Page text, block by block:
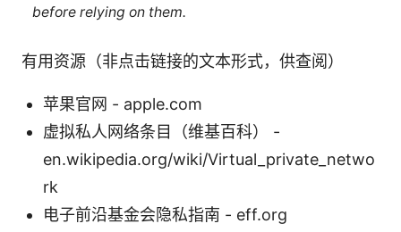
before relying on them.
有用资源（非点击链接的文本形式，供查阅）
苹果官网 - apple.com
虚拟私人网络条目（维基百科） -
en.wikipedia.org/wiki/Virtual_private_netwo
rk
电子前沿基金会隐私指南 - eff.org